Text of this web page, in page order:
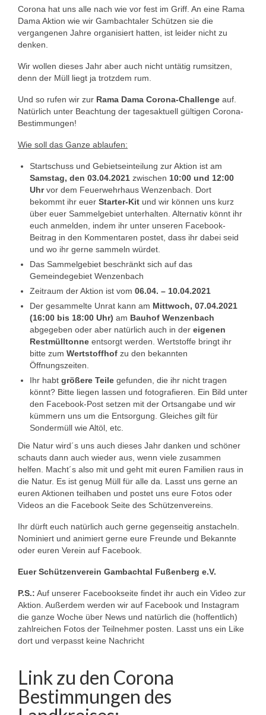
Die Geschichte unserer Kapelle
Jugendarbeit
Ergebnisse
2. Mannschaft Luftgewehr
1. Mannschaft Auflage
2. Mannschaft Auflage
Weitere Wettkämpfe
Galerie
FAQ
Mitglied werden
Sektion Am Wenzenbach
Sektionsliga Ergebnisse
Sektionswanderpokale
Corona hat uns alle nach wie vor fest im Griff. An eine Rama
Dama Aktion wie wir Gambachtaler Schützen sie die
vergangenen Jahre organisiert hatten, ist leider nicht zu
denken.
Wir wollen dieses Jahr aber auch nicht untätig rumsitzen,
denn der Müll liegt ja trotzdem rum.
Und so rufen wir zur Rama Dama Corona-Challenge auf.
Natürlich unter Beachtung der tagesaktuell gültigen Corona-
Bestimmungen!
Wie soll das Ganze ablaufen:
Startschuss und Gebietseinteilung zur Aktion ist am
Samstag, den 03.04.2021 zwischen 10:00 und 12:00
Uhrvor dem Feuerwehrhaus Wenzenbach. Dort
bekommt ihr euer Starter-Kit und wir können uns kurz
über euer Sammelgebiet unterhalten. Alternativ könnt ihr
euch anmelden, indem ihr unter unseren Facebook-
Beitrag in den Kommentaren postet, dass ihr dabei seid
und wo ihr gerne sammeln würdet.
Das Sammelgebiet beschränkt sich auf das
Gemeindegebiet Wenzenbach
Zeitraum der Aktion ist vom 06.04. – 10.04.2021
Der gesammelte Unrat kann am Mittwoch, 07.04.2021
(16:00 bis 18:00 Uhr) am Bauhof Wenzenbach
abgegeben oder aber natürlich auch in der eigenen
Restmülltonne entsorgt werden. Wertstoffe bringt ihr
bitte zum Wertstoffhof zu den bekannten
Öffnungszeiten.
Ihr habt größere Teile gefunden, die ihr nicht tragen
könnt? Bitte liegen lassen und fotografieren. Ein Bild unter
den Facebook-Post setzen mit der Ortsangabe und wir
kümmern uns um die Entsorgung. Gleiches gilt für
Sondermüll wie Altöl, etc.
Die Natur wird´s uns auch dieses Jahr danken und schöner
schauts dann auch wieder aus, wenn viele zusammen
helfen. Macht´s also mit und geht mit euren Familien raus in
die Natur. Es ist genug Müll für alle da. Lasst uns gerne an
euren Aktionen teilhaben und postet uns eure Fotos oder
Videos an die Facebook Seite des Schützenvereins.
Ihr dürft euch natürlich auch gerne gegenseitig anstacheln.
Nominiert und animiert gerne eure Freunde und Bekannte
oder euren Verein auf Facebook.
Euer Schützenverein Gambachtal Fußenberg e.V.
P.S.: Auf unserer Facebookseite findet ihr auch ein Video zur
Aktion. Außerdem werden wir auf Facebook und Instagram
die ganze Woche über News und natürlich die (hoffentlich)
zahlreichen Fotos der Teilnehmer posten. Lasst uns ein Like
dort und verpasst keine Nachricht
Link zu den Corona
Bestimmungen des